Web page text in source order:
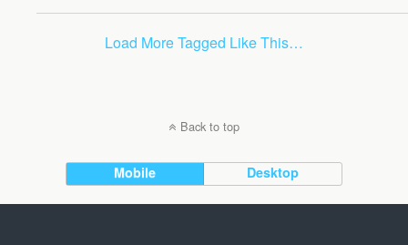
Load More Tagged Like This…
Back to top
Mobile Desktop